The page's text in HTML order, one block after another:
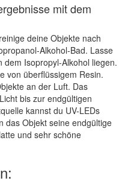
mit dem
deine Objekte nach
Alkohol-Bad. Lasse
Isopropyl-Alkohol liegen.
von überflüssigem Resin.
an der Luft. Das
bis zur endgültigen
kannst du UV-LEDs
das Objekt seine endgültige
und sehr schöne